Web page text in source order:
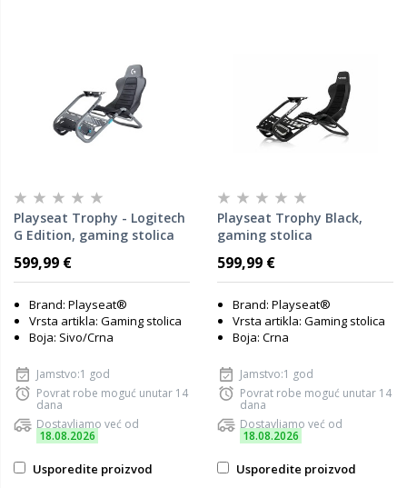
Playseat Trophy - Logitech
G Edition, gaming stolica
599,99 €
Brand: Playseat®
Vrsta artikla: Gaming stolica
Boja: Sivo/Crna
Jamstvo:1 god
Povrat robe moguć unutar 14
dana
Dostavljamo već od
18.08.2026
Usporedite proizvod
Playseat Trophy Black,
gaming stolica
599,99 €
Brand: Playseat®
Vrsta artikla: Gaming stolica
Boja: Crna
Jamstvo:1 god
Povrat robe moguć unutar 14
dana
Dostavljamo već od
18.08.2026
Usporedite proizvod